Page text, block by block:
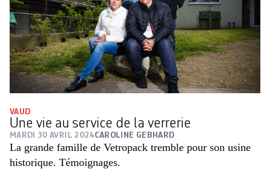
VAUD
Une vie au service de la verrerie
MARDI 30 AVRIL 2024CAROLINE GEBHARD
La grande famille de Vetropack tremble pour son usine
historique. Témoignages.